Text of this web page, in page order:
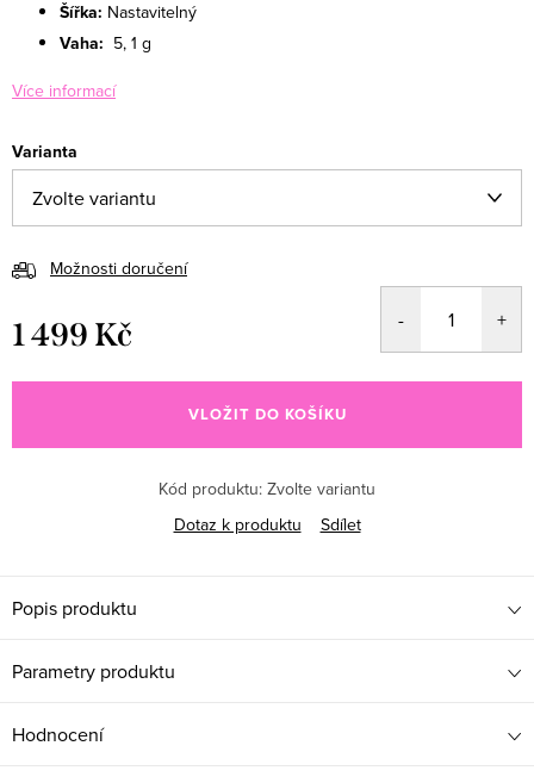
Šířka: Nastavitelný
Vaha: 5, 1 g
Více informací
Varianta
Možnosti doručení
1 499 Kč
VLOŽIT DO KOŠÍKU
Kód produktu: Zvolte variantu
Dotaz k produktu
Sdílet
Popis produktu
Parametry produktu
Hodnocení